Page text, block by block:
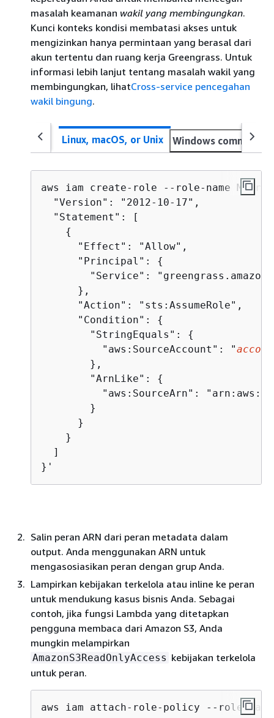
masalah keamanan wakil yang membingungkan.
Kunci konteks kondisi membatasi akses untuk
mengizinkan hanya permintaan yang berasal dari
akun tertentu dan ruang kerja Greengrass. Untuk
informasi lebih lanjut tentang masalah wakil yang
membingungkan, lihatCross-service pencegahan
wakil bingung.
Linux, macOS, or Unix Windows command
aws iam create-role --role-name
  "Version": "2012-10-17",
  "Statement": [
{
      "Effect": "Allow",
      "Principal":
{
"Service":
      },
      "Action": "sts:AssumeRole",
      "Condition":
{
        "StringEquals":
{
          "aws:SourceAccount": "
        },
        "ArnLike":
{
"aws:SourceArn":
        }
      }
    }
  ]
}'
Salin peran ARN dari peran metadata dalam
output. Anda menggunakan ARN untuk
mengasosiasikan peran dengan grup Anda.
Lampirkan kebijakan terkelola atau inline ke peran
untuk mendukung kasus bisnis Anda. Sebagai
contoh, jika fungsi Lambda yang ditetapkan
pengguna membaca dari Amazon S3, Anda
mungkin melampirkan
AmazonS3ReadOnlyAccess kebijakan terkelola
untuk peran.
aws iam attach-role-policy --role-name